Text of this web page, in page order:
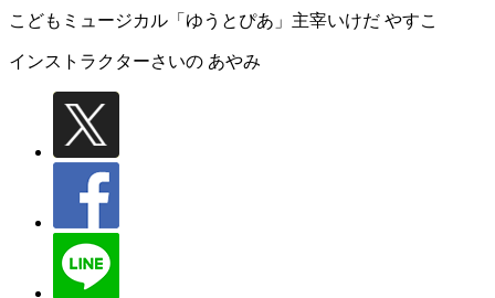
こどもミュージカル「ゆうとぴあ」主宰いけだ やすこ
インストラクターさいの あやみ